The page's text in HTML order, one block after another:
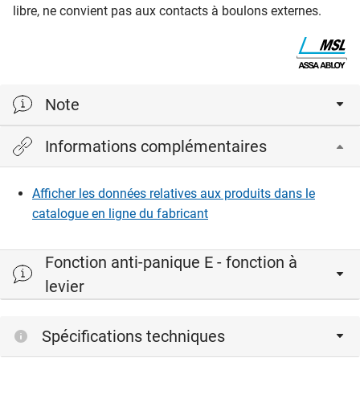
libre, ne convient pas aux contacts à boulons externes.
Note
La serrure à mortaiser motorisée sFlipLock est une unité
motrice montée en applique sur la serrure avec une
commande moteur intégrée pour la fonction de base
(allumer/éteindre) et l'interface de bus de données RS 485.
d'une impulsion. Elle se verrouille automatiquement
mécaniquement.
Informations complémentaires
Afficher les données relatives aux produits dans le
catalogue en ligne du fabricant
Fonction anti-panique E - fonction à
levier
Spécifications techniques